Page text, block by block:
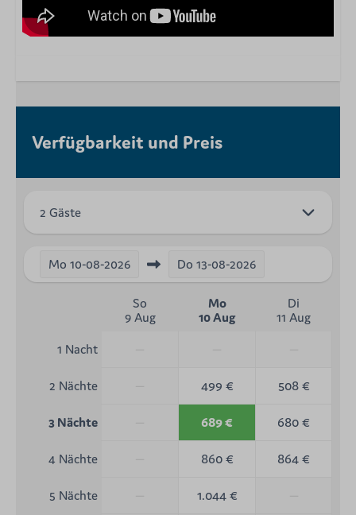
Verfügbarkeit und Preis
2 Gäste
Mo 10-08-2026 Do 13-08-2026
So
9 Aug
Mo
10 Aug
Di
11 Aug
1 Nacht
2 Nächte 499 € 508 €
3 Nächte 689 € 680 €
4 Nächte 860 € 864 €
5 Nächte 1.044 €